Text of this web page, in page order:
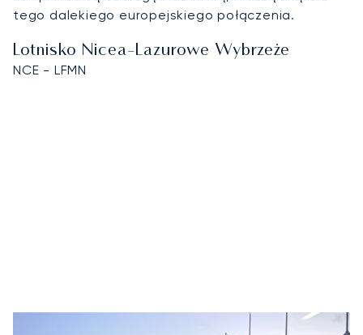
tego dalekiego europejskiego połączenia.
Lotnisko Nicea-Lazurowe Wybrzeże
NCE - LFMN